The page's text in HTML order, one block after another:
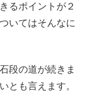
るポイントが２
いてはそんなに
段の道が続きま
とも言えます。